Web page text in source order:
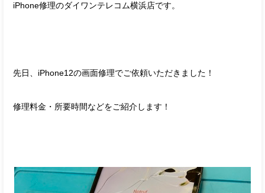
iPhone修理のダイワンテレコム横浜店です。
先日、iPhone12の画面修理でご依頼いただきました！
修理料金・所要時間などをご紹介します！